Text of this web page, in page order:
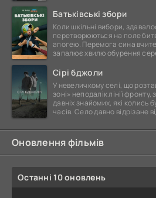
Батьківські збори
Коли шкільні вибори,
перетворюються на поле
апогею. Перемога сина
запалює хвилю обурення
Сірі бджоли
У невеличкому селі, що
зоні» неподалік лінії
давніх знайомих, які колись
часів. Село давно відрізане
Оновлення фільмів
Останні 10 оновлень